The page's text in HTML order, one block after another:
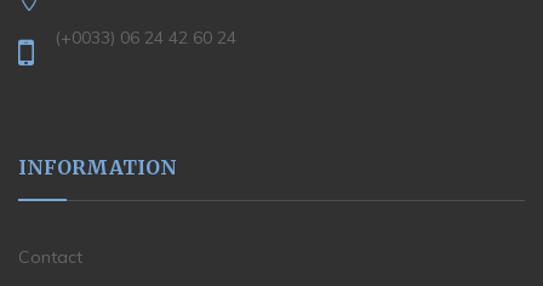
(+0033) 06 24 42 60 24
INFORMATION
Contact